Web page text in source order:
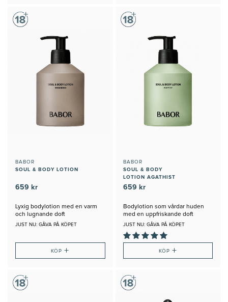
BABOR
SOUL & BODY LOTION
659 kr
Lyxig bodylotion med en varm
och lugnande doft
JUST NU: GÅVA PÅ KÖPET
KÖP+
BABOR
SOUL & BODY
LOTION AGATHIST
659 kr
Bodylotion som vårdar huden
med en uppfriskande doft
JUST NU: GÅVA PÅ KÖPET
KÖP +